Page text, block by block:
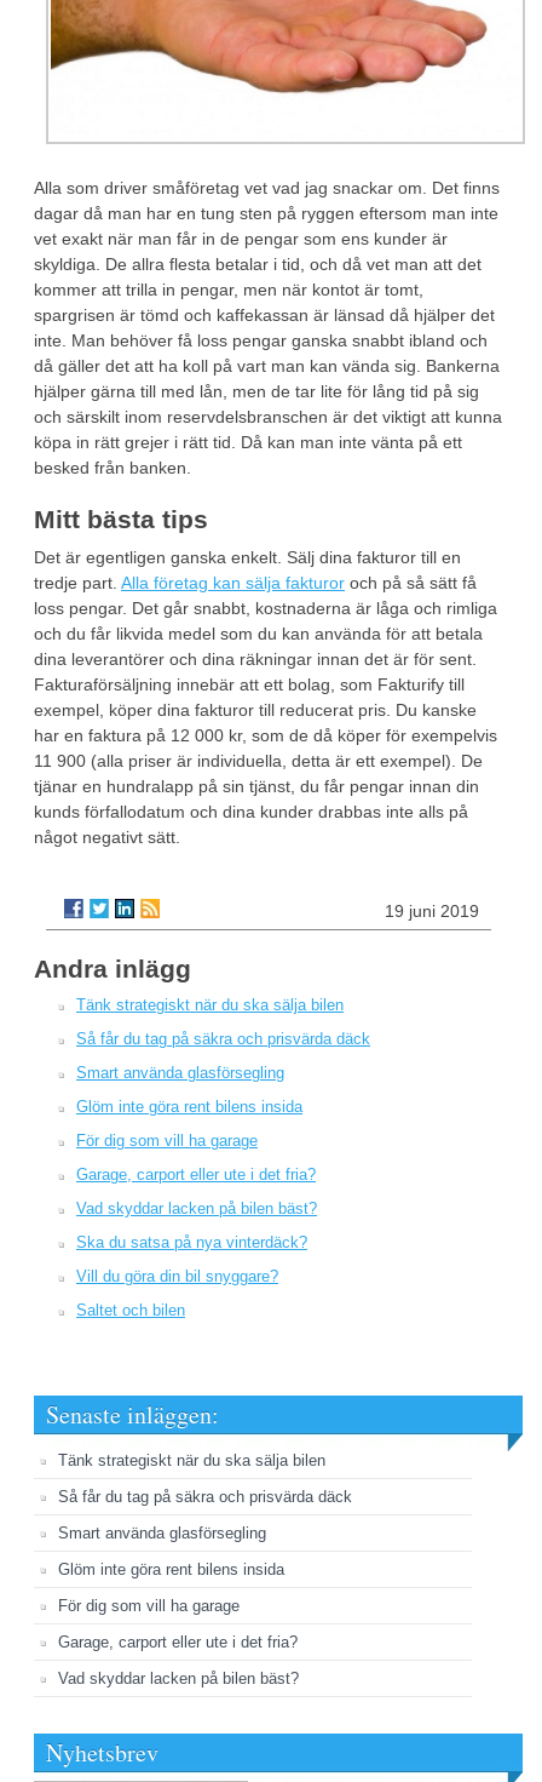
Alla som driver småföretag vet vad jag snackar om. Det finns
dagar då man har en tung sten på ryggen eftersom man inte
vet exakt när man får in de pengar som ens kunder är
skyldiga. De allra flesta betalar i tid, och då vet man att det
kommer att trilla in pengar, men när kontot är tomt,
spargrisen är tömd och kaffekassan är länsad då hjälper det
inte. Man behöver få loss pengar ganska snabbt ibland och
då gäller det att ha koll på vart man kan vända sig. Bankerna
hjälper gärna till med lån, men de tar lite för lång tid på sig
och särskilt inom reservdelsbranschen är det viktigt att kunna
köpa in rätt grejer i rätt tid. Då kan man inte vänta på ett
besked från banken.
Mitt bästa tips
Det är egentligen ganska enkelt. Sälj dina fakturor till en
tredje part. Alla företag kan sälja fakturor och på så sätt få
loss pengar. Det går snabbt, kostnaderna är låga och rimliga
och du får likvida medel som du kan använda för att betala
dina leverantörer och dina räkningar innan det är för sent.
Fakturaförsäljning innebär att ett bolag, som Fakturify till
exempel, köper dina fakturor till reducerat pris. Du kanske
har en faktura på 12 000 kr, som de då köper för exempelvis
11 900 (alla priser är individuella, detta är ett exempel). De
tjänar en hundralapp på sin tjänst, du får pengar innan din
kunds förfallodatum och dina kunder drabbas inte alls på
något negativt sätt.
19 juni 2019
Andra inlägg
Tänk strategiskt när du ska sälja bilen
Så får du tag på säkra och prisvärda däck
Smart använda glasförsegling
Glöm inte göra rent bilens insida
För dig som vill ha garage
Garage, carport eller ute i det fria?
Vad skyddar lacken på bilen bäst?
Ska du satsa på nya vinterdäck?
Vill du göra din bil snyggare?
Saltet och bilen
Senaste inläggen:
Tänk strategiskt när du ska sälja bilen
Så får du tag på säkra och prisvärda däck
Smart använda glasförsegling
Glöm inte göra rent bilens insida
För dig som vill ha garage
Garage, carport eller ute i det fria?
Vad skyddar lacken på bilen bäst?
Nyhetsbrev